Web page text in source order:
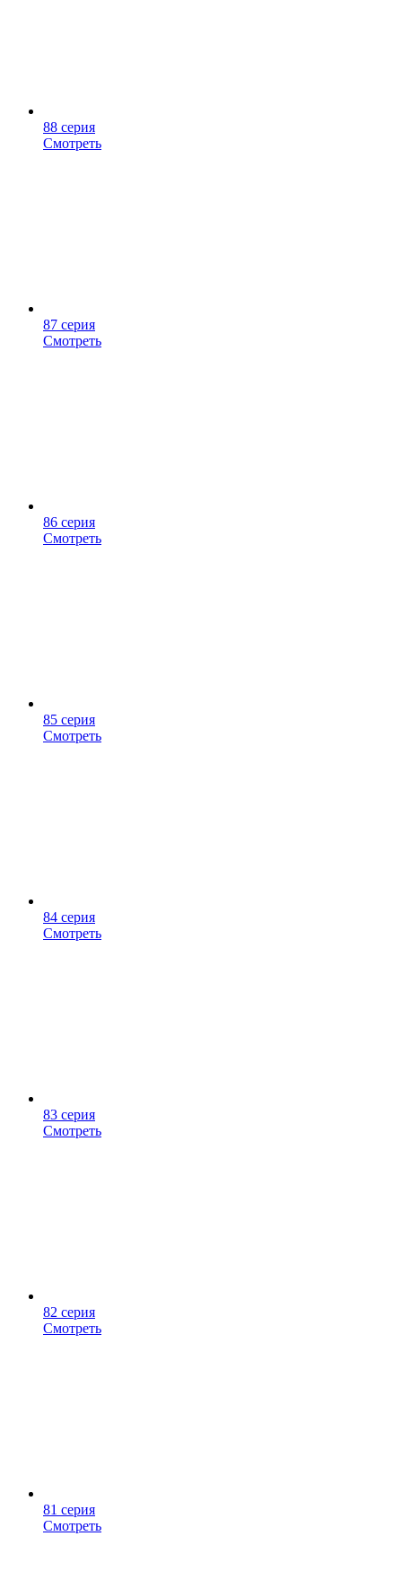
88 серия
Смотреть
87 серия
Смотреть
86 серия
Смотреть
85 серия
Смотреть
84 серия
Смотреть
83 серия
Смотреть
82 серия
Смотреть
81 серия
Смотреть